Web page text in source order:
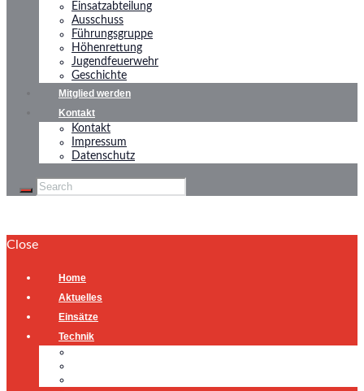
Einsatzabteilung
Ausschuss
Führungsgruppe
Höhenrettung
Jugendfeuerwehr
Geschichte
Mitglied werden
Kontakt
Kontakt
Impressum
Datenschutz
Close
Home
Aktuelles
Einsätze
Technik